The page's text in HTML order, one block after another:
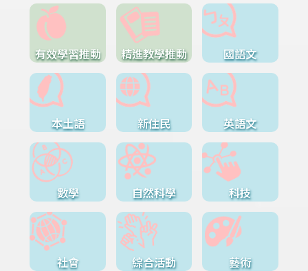
有效學習推動 精進教學推動 國語文
本土語 新住民 英語文
數學 自然科學 科技
社會 綜合活動 藝術